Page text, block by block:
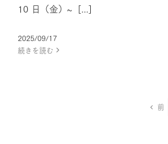
10 日（金）~ [...]
2025/09/17
続きを読む
前